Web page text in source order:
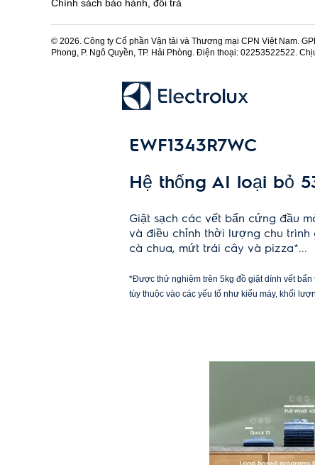
Công nghệ chăm sóc vải mỏng DelicatesPlus giúp kéo
động giặt nhẹ nhàng và mực nước tối ưu.
cotton cao cấp – giúp chúng luôn bền đẹp và giảm hao
Chương trình diệt khuẩn chuyên sâu
99,99% vi khuẩn và virus*. Phấn hoa và các chất gây dị
sẽ sau mỗi lần giặt.
thái theo thời gian thực, lời khuyên tiết kiệm tài nguyên và
Chính sách bảo hành, đổi trả
© 2026. Công ty Cổ phần Vận tải và Thương mại CPN Việt Nam.
Phong, P. Ngô Quyền, TP. Hải Phòng. Điện thoại: 02253522522.
EWF1343R7WC
Hệ thống AI loại bỏ
Giặt sạch các vết bẩn cứng đầu
và điều chỉnh thời lượng chu
cà chua, mứt trái cây và pizza*...
*Được thử nghiệm trên 5kg đồ giặt dính vết bẩn
tùy thuộc vào các yếu tố như kiểu máy, khối